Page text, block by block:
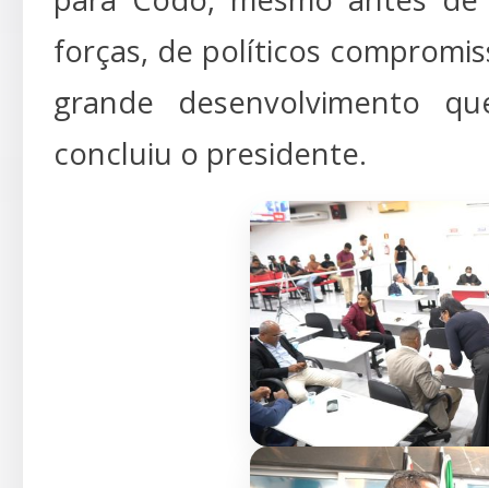
forças, de políticos
grande desenvolvimento
concluiu o presidente.